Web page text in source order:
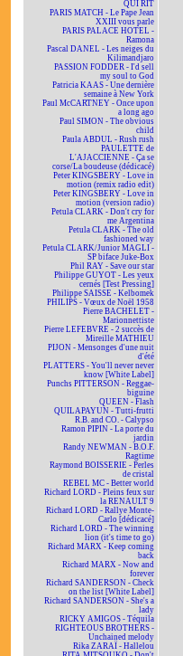
QUI RIT
PARIS MATCH - Le Pape Jean
XXIII vous parle
PARIS PALACE HOTEL -
Ramona
Pascal DANEL - Les neiges du
Kilimandjaro
PASSION FODDER - I'd sell
my soul to God
Patricia KAAS - Une dernière
semaine à New York
Paul McCARTNEY - Once upon
a long ago
Paul SIMON - The obvious
child
Paula ABDUL - Rush rush
PAULETTE de
L'AJACCIENNE - Ça se
corse/La boudeuse (dédicacé)
Peter KINGSBERY - Love in
motion (remix radio edit)
Peter KINGSBERY - Love in
motion (version radio)
Petula CLARK - Don't cry for
me Argentina
Petula CLARK - The old
fashioned way
Petula CLARK/Junior MAGLI -
SP biface Juke-Box
Phil RAY - Save our star
Philippe GUYOT - Les yeux
cernés [Test Pressing]
Philippe SAISSE - Kelbomek
PHILIPS - Vœux de Noël 1958
Pierre BACHELET -
Marionnettiste
Pierre LEFEBVRE - 2 succès de
Mireille MATHIEU
PIJON - Mensonges d'une nuit
d'été
PLATTERS - You'll never never
know [White Label]
Punchs PITTERSON - Reggae-
biguine
QUEEN - Flash
QUILAPAYUN - Tutti-frutti
R.B. and CO. - Calypso
Ramon PIPIN - La porte du
jardin
Randy NEWMAN - B.O.F.
Ragtime
Raymond BOISSERIE - Perles
de cristal
REBEL MC - Better world
Richard LORD - Pleins feux sur
la RENAULT 9
Richard LORD - Rallye Monte-
Carlo [dédicacé]
Richard LORD - The winning
lion (it's time to go)
Richard MARX - Keep coming
back
Richard MARX - Now and
forever
Richard SANDERSON - Check
on the list [White Label]
Richard SANDERSON - She's a
lady
RICKY AMIGOS - Téquila
RIGHTEOUS BROTHERS -
Unchained melody
Rika ZARAÏ - Hallelou